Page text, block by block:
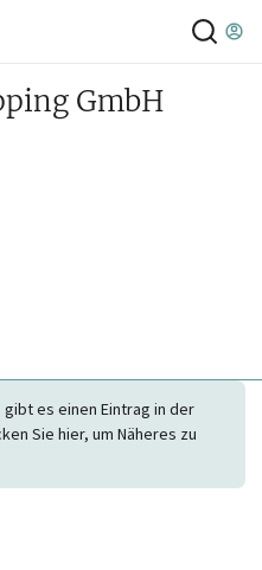
GmbH
es einen Eintrag in der
Sie hier, um Näheres zu